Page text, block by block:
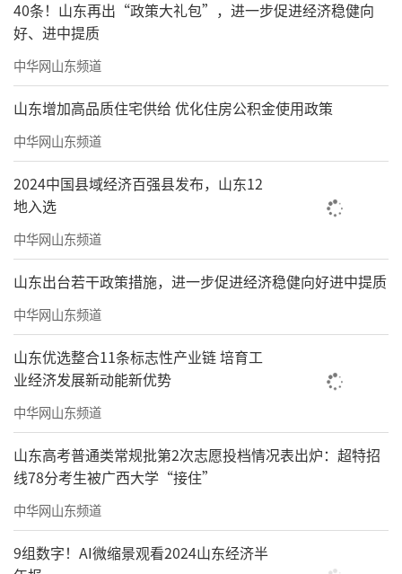
40条！山东再出“政策大礼包”，进一步促进经济稳健向
好、进中提质
中华网山东频道
山东增加高品质住宅供给 优化住房公积金使用政策
中华网山东频道
2024中国县域经济百强县发布，山东12
地入选
中华网山东频道
山东出台若干政策措施，进一步促进经济稳健向好进中提质
中华网山东频道
山东优选整合11条标志性产业链 培育工
业经济发展新动能新优势
中华网山东频道
山东高考普通类常规批第2次志愿投档情况表出炉：超特招
线78分考生被广西大学“接住”
中华网山东频道
9组数字！AI微缩景观看2024山东经济半